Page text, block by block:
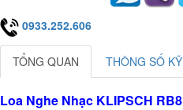
0933.252.606
TỔNG QUAN THÔNG SỐ
Loa Nghe Nhạc KLIPSCH